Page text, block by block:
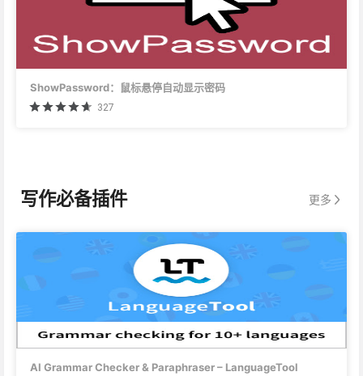
ShowPassword：鼠标悬停自动显示密码
327
写作必备插件 更多
AI Grammar Checker & Paraphraser – LanguageTool